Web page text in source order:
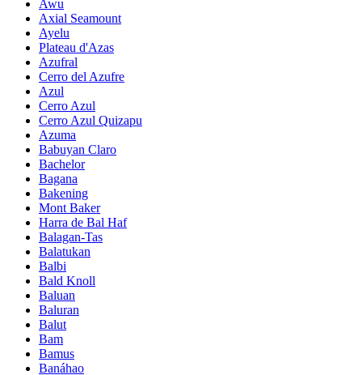
Awu
Axial Seamount
Ayelu
Plateau d'Azas
Azufral
Cerro del Azufre
Azul
Cerro Azul
Cerro Azul Quizapu
Azuma
Babuyan Claro
Bachelor
Bagana
Bakening
Mont Baker
Harra de Bal Haf
Balagan-Tas
Balatukan
Balbi
Bald Knoll
Baluan
Baluran
Balut
Bam
Bamus
Banáhao